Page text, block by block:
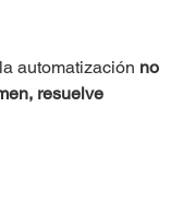
automatización no
resuelve